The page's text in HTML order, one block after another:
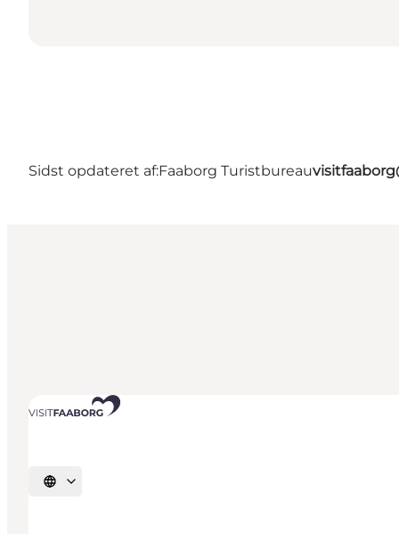
Sidst opdateret af:Faaborg Turistbureau
Vælg sprog